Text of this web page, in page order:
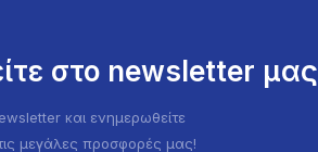
στο newsletter μας
και ενημερωθείτε
μεγάλες προσφορές μας!